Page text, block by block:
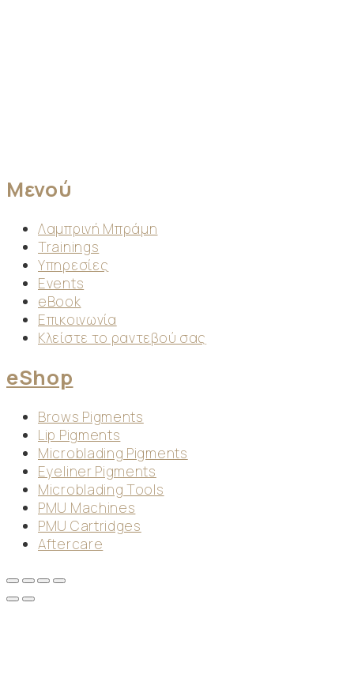
Μενού
Λαμπρινή Μπράμη
Trainings
Υπηρεσίες
Events
eBook
Επικοινωνία
Κλείστε το ραντεβού σας
eShop
Brows Pigments
Lip Pigments
Microblading Pigments
Eyeliner Pigments
Microblading Tools
PMU Machines
PMU Cartridges
Aftercare